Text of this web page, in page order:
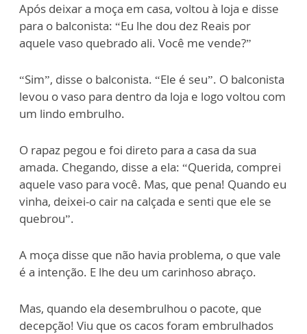
Após deixar a moça em casa, voltou à loja e disse
para o balconista: “Eu lhe dou dez Reais por
aquele vaso quebrado ali. Você me vende?”
“Sim”, disse o balconista. “Ele é seu”. O balconista
levou o vaso para dentro da loja e logo voltou com
um lindo embrulho.
O rapaz pegou e foi direto para a casa da sua
amada. Chegando, disse a ela: “Querida, comprei
aquele vaso para você. Mas, que pena! Quando eu
vinha, deixei-o cair na calçada e senti que ele se
quebrou”.
A moça disse que não havia problema, o que vale
é a intenção. E lhe deu um carinhoso abraço.
Mas, quando ela desembrulhou o pacote, que
decepção! Viu que os cacos foram embrulhados